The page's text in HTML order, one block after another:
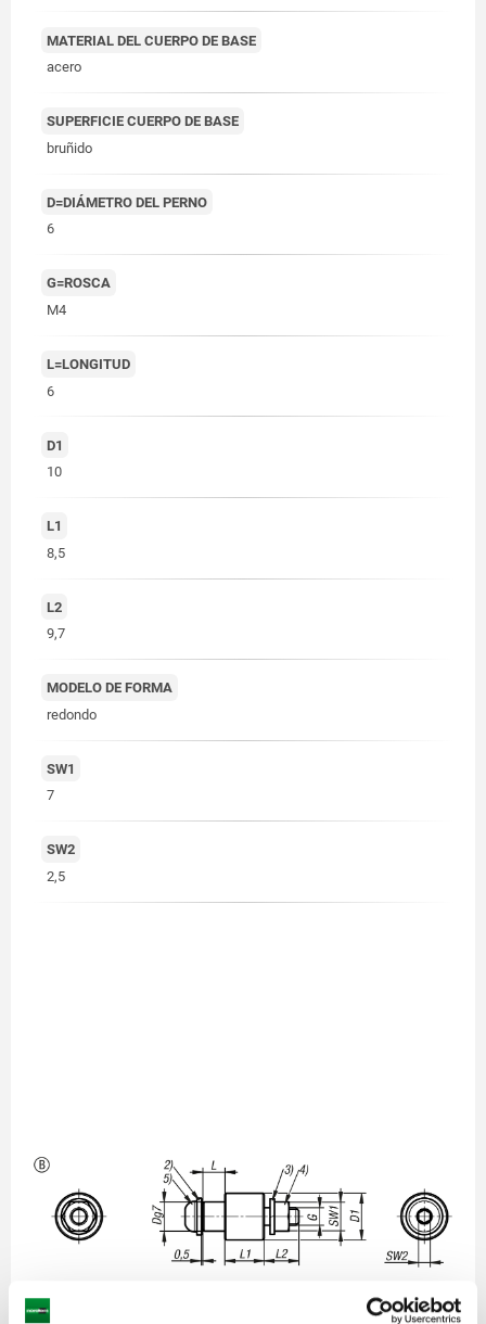
MATERIAL DEL CUERPO DE BASE
acero
SUPERFICIE CUERPO DE BASE
bruñido
D=DIÁMETRO DEL PERNO
6
G=ROSCA
M4
L=LONGITUD
6
D1
10
L1
8,5
L2
9,7
MODELO DE FORMA
redondo
SW1
7
SW2
2,5